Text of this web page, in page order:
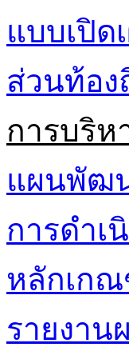
แบบเปิด
ส่วนท้อง
การบริ
แผนพัฒ
การดำเ
หลักเก
รายงา